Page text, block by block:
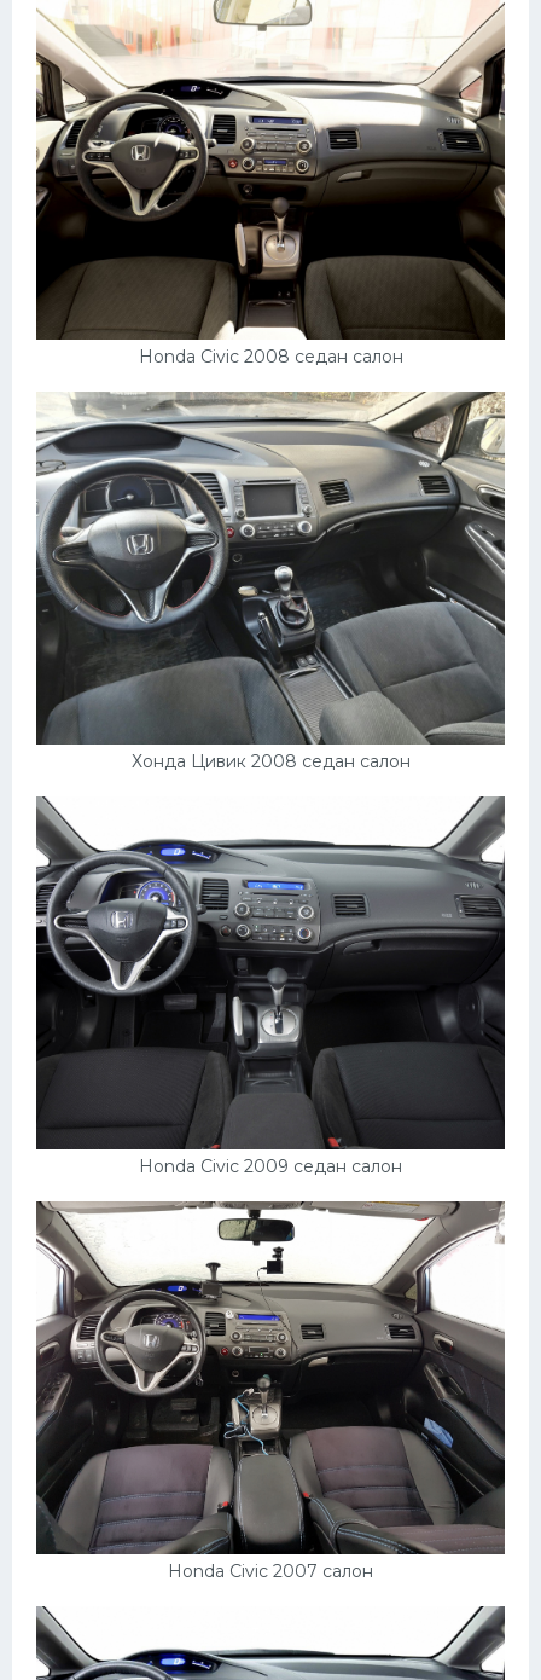
Honda Civic 2008 седан салон
Хонда Цивик 2008 седан салон
Honda Civic 2009 седан салон
Honda Civic 2007 салон
Кавасаки
Инфинити
ЛУАЗ
Фиат
Ситроен
Субару
Опель
Подводные лодки
Киа
Танки
Крайслер
Порше
Самолеты
Корабли
Комплектующие
Тойота
Шкода
Вертолеты
Мазда
Самокаты
Велосипеды
Рено
Прогулочные суда
Лимузины
Автобусы
Хонда
Грузовики
Шевроле
УАЗ
Кадиллак
Автокемпер
Феррари
Мотоциклы
Ямаха